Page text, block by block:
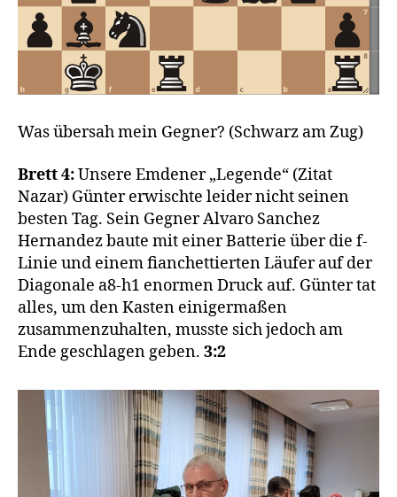
Was übersah mein Gegner? (Schwarz am Zug)
Brett 4:Unsere Emdener „Legende“ (Zitat
Nazar) Günter erwischte leider nicht seinen
besten Tag. Sein Gegner Alvaro Sanchez
Hernandez baute mit einer Batterie über die f-
Linie und einem fianchettierten Läufer auf der
Diagonale a8-h1 enormen Druck auf. Günter tat
alles, um den Kasten einigermaßen
zusammenzuhalten, musste sich jedoch am
Ende geschlagen geben. 3:2